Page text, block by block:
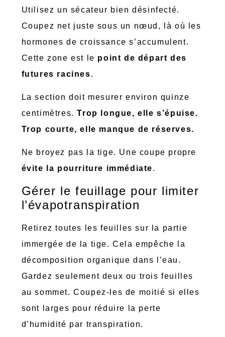
Utilisez un sécateur bien désinfecté.
Coupez net juste sous un nœud, là où les
hormones de croissance s’accumulent.
Cette zone est le point de départ des
futures racines.
La section doit mesurer environ quinze
centimètres.Trop longue, elle s’épuise.
Trop courte, elle manque de réserves.
Ne broyez pas la tige. Une coupe propre
évite la pourriture immédiate.
Gérer le feuillage pour limiter
l’évapotranspiration
Retirez toutes les feuilles sur la partie
immergée de la tige. Cela empêche la
décomposition organique dans l’eau.
Gardez seulement deux ou trois feuilles
au sommet. Coupez-les de moitié si elles
sont larges pour réduire la perte
d’humidité par transpiration.